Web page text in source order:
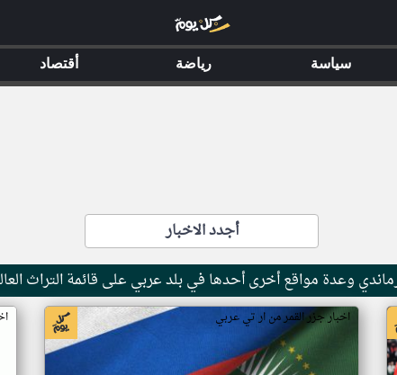
أجدد الاخبار
وعدة مواقع أخرى أحدها في بلد عربي على قائمة التراث
اخبار جزر القمر من ار تي عربي
سياسة رياضة أقتصاد